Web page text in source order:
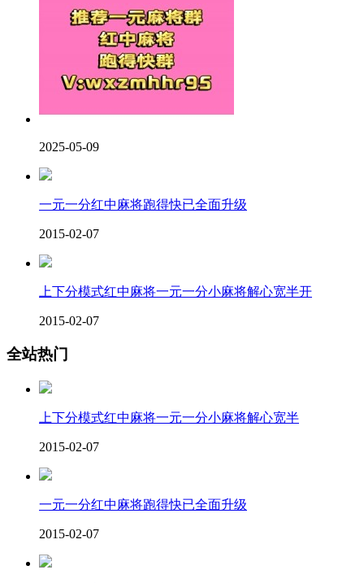
2025-05-09
一元一分红中麻将跑得快已全面升级
2015-02-07
上下分模式红中麻将一元一分小麻将解心宽半开
2015-02-07
全站热门
上下分模式红中麻将一元一分小麻将解心宽半
2015-02-07
一元一分红中麻将跑得快已全面升级
2015-02-07